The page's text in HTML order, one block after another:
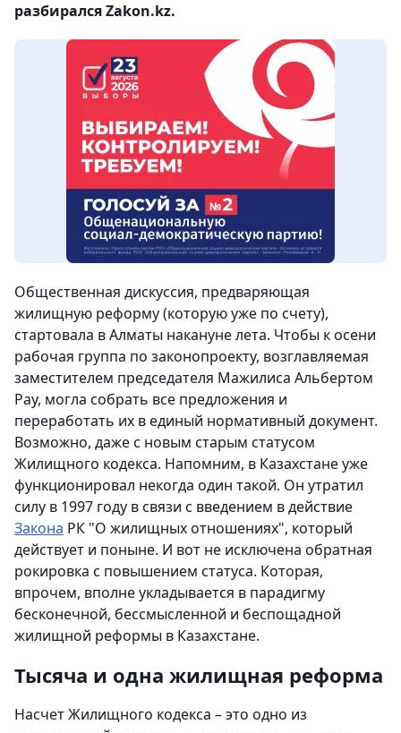
разбирался Zakon.kz.
Общественная дискуссия, предваряющая
жилищную реформу (которую уже по счету),
стартовала в Алматы накануне лета. Чтобы к осени
рабочая группа по законопроекту, возглавляемая
заместителем председателя Мажилиса Альбертом
Рау, могла собрать все предложения и
переработать их в единый нормативный документ.
Возможно, даже с новым старым статусом
Жилищного кодекса. Напомним, в Казахстане уже
функционировал некогда один такой. Он утратил
силу в 1997 году в связи с введением в действие
Закона РК "О жилищных отношениях", который
действует и поныне. И вот не исключена обратная
рокировка с повышением статуса. Которая,
впрочем, вполне укладывается в парадигму
бесконечной, бессмысленной и беспощадной
жилищной реформы в Казахстане.
Тысяча и одна жилищная реформа
Насчет Жилищного кодекса – это одно из